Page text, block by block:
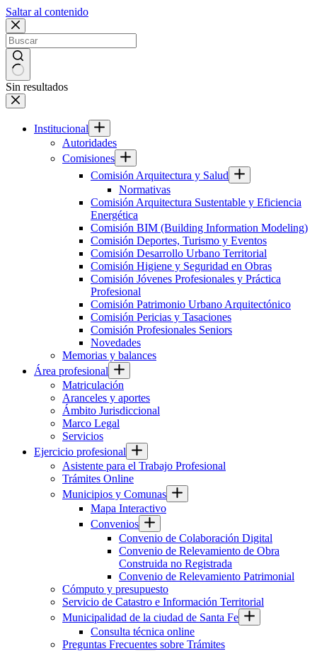
Saltar al contenido
Sin resultados
Institucional
Autoridades
Comisiones
Comisión Arquitectura y Salud
Normativas
Comisión Arquitectura Sustentable y Eficiencia
Energética
Comisión BIM (Building Information Modeling)
Comisión Deportes, Turismo y Eventos
Comisión Desarrollo Urbano Territorial
Comisión Higiene y Seguridad en Obras
Comisión Jóvenes Profesionales y Práctica
Profesional
Comisión Patrimonio Urbano Arquitectónico
Comisión Pericias y Tasaciones
Comisión Profesionales Seniors
Novedades
Memorias y balances
Área profesional
Matriculación
Aranceles y aportes
Ámbito Jurisdiccional
Marco Legal
Servicios
Ejercicio profesional
Asistente para el Trabajo Profesional
Trámites Online
Municipios y Comunas
Mapa Interactivo
Convenios
Convenio de Colaboración Digital
Convenio de Relevamiento de Obra
Construida no Registrada
Convenio de Relevamiento Patrimonial
Cómputo y presupuesto
Servicio de Catastro e Información Territorial
Municipalidad de la ciudad de Santa Fe
Consulta técnica online
Preguntas Frecuentes sobre Trámites